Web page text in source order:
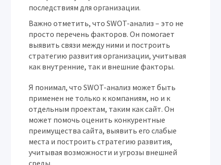
последствиям для организации.
Важно отметить, что SWOT-анализ – это не
просто перечень факторов. Он помогает
выявить связи между ними и построить
стратегию развития организации, учитывая
как внутренние, так и внешние факторы.
Я понимал, что SWOT-анализ может быть
применен не только к компаниям, но и к
отдельным проектам, таким как сайт. Он
может помочь оценить конкурентные
преимущества сайта, выявить его слабые
места и построить стратегию развития,
учитывая возможности и угрозы внешней
среды.